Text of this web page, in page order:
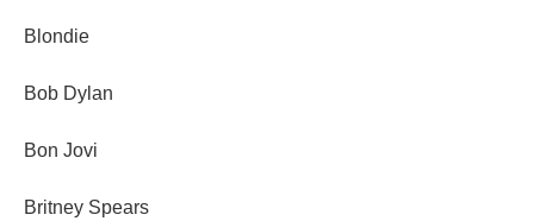
Blondie
Bob Dylan
Bon Jovi
Britney Spears